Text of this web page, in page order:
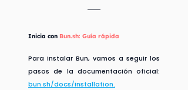
Inicia con Bun.sh: Guía rápida
Para instalar Bun, vamos a seguir los
bun.sh/docs/installation.